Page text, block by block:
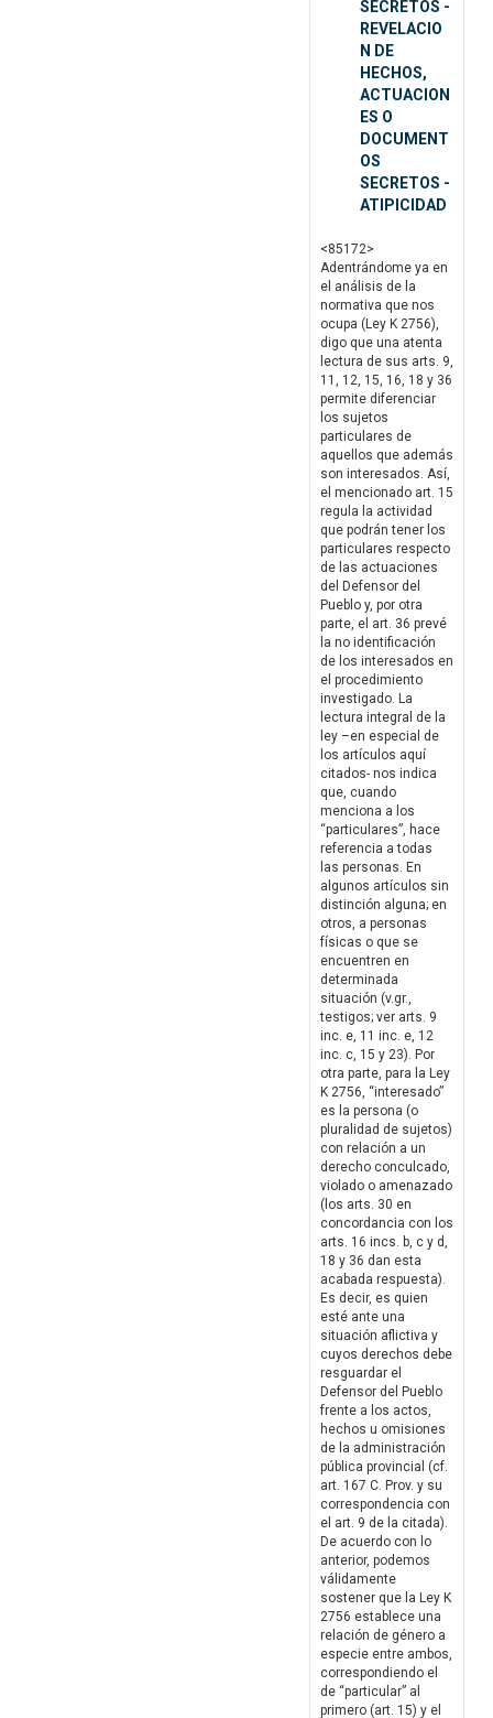
SECRETOS -
REVELACIO
N DE
HECHOS,
ACTUACION
ES O
DOCUMENT
OS
SECRETOS -
ATIPICIDAD
<85172>
Adentrándome ya en
el análisis de la
normativa que nos
ocupa (Ley K 2756),
digo que una atenta
lectura de sus arts. 9,
11, 12, 15, 16, 18 y 36
permite diferenciar
los sujetos
particulares de
aquellos que además
son interesados. Así,
el mencionado art. 15
regula la actividad
que podrán tener los
particulares respecto
de las actuaciones
del Defensor del
Pueblo y, por otra
parte, el art. 36 prevé
la no identificación
de los interesados en
el procedimiento
investigado. La
lectura integral de la
ley –en especial de
los artículos aquí
citados- nos indica
que, cuando
menciona a los
“particulares”, hace
referencia a todas
las personas. En
algunos artículos sin
distinción alguna; en
otros, a personas
físicas o que se
encuentren en
determinada
situación (v.gr.,
testigos; ver arts. 9
inc. e, 11 inc. e, 12
inc. c, 15 y 23). Por
otra parte, para la Ley
K 2756, “interesado”
es la persona (o
pluralidad de sujetos)
con relación a un
derecho conculcado,
violado o amenazado
(los arts. 30 en
concordancia con los
arts. 16 incs. b, c y d,
18 y 36 dan esta
acabada respuesta).
Es decir, es quien
esté ante una
situación aflictiva y
cuyos derechos debe
resguardar el
Defensor del Pueblo
frente a los actos,
hechos u omisiones
de la administración
pública provincial (cf.
art. 167 C. Prov. y su
correspondencia con
el art. 9 de la citada).
De acuerdo con lo
anterior, podemos
válidamente
sostener que la Ley K
2756 establece una
relación de género a
especie entre ambos,
correspondiendo el
de “particular” al
primero (art. 15) y el